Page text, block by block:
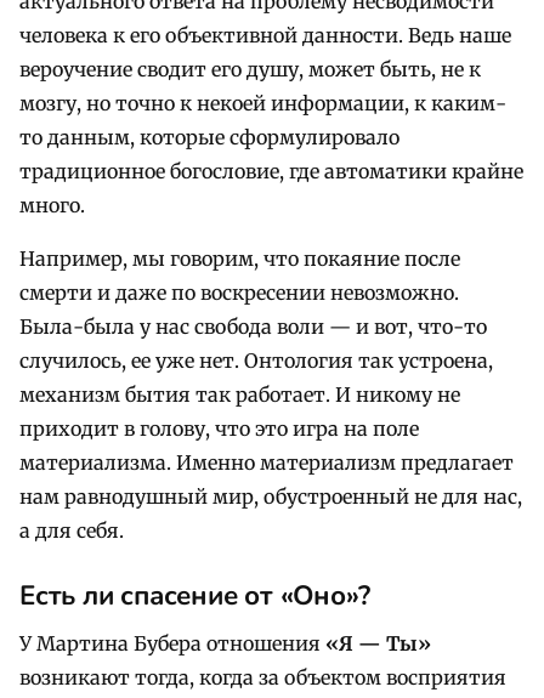
человека к его объективной данности. Ведь наше
вероучение сводит его душу, может быть, не к
мозгу, но точно к некоей информации, к каким-
то данным, которые сформулировало
традиционное богословие, где автоматики крайне
много.
Например, мы говорим, что покаяние после
смерти и даже по воскресении невозможно.
Была-была у нас свобода воли — и вот, что-то
случилось, ее уже нет. Онтология так устроена,
механизм бытия так работает. И никому не
приходит в голову, что это игра на поле
материализма. Именно материализм предлагает
нам равнодушный мир, обустроенный не для нас,
а для себя.
Есть ли спасение от «Оно»?
У Мартина Бубера отношения «Я — Ты»
возникают тогда, когда за объектом восприятия